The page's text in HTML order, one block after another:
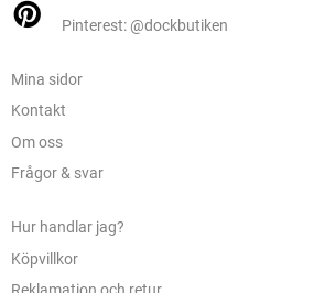
Pinterest: @dockbutiken
Mina sidor
Kontakt
Om oss
Frågor & svar
Hur handlar jag?
Köpvillkor